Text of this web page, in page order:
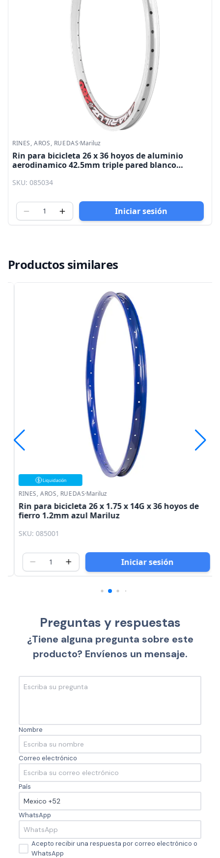
RINES, AROS, RUEDAS·Mariluz
Rin para bicicleta 26 x 36 hoyos de aluminio
aerodinamico 42.5mm triple pared blanco
SKU: 085034
Iniciar sesión
Productos similares
Liquidación
RINES, AROS, RUEDAS·Mariluz
Rin para bicicleta 26 x 1.75 x 14G x 36 hoyos de
fierro 1.2mm azul Mariluz
SKU: 085001
Iniciar sesión
Preguntas y respuestas
¿Tiene alguna pregunta sobre este
producto? Envíenos un mensaje.
Nombre
Correo electrónico
País
WhatsApp
Acepto recibir una respuesta por correo electrónico o
WhatsApp